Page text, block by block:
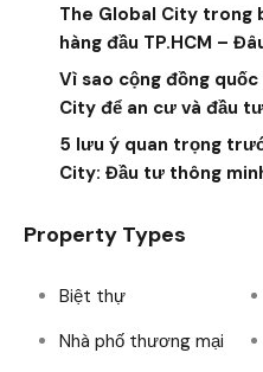
The Global City trong
hàng đầu TP.HCM –
Vì sao cộng đồng
City để an cư và đầu
5 lưu ý quan trọng
City: Đầu tư thông
Property Types
Biệt thự
Nhà phố thương mại